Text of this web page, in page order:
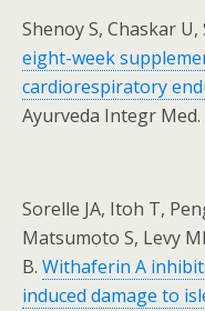
Shenoy S, Chaskar U,
eight-week
cardiorespiratory
Ayurveda Integr Med.
Sorelle JA, Itoh T,
Matsumoto S, Levy
B. Withaferin A
induced damage to